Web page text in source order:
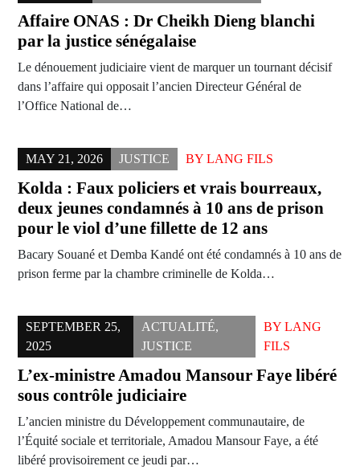
Affaire ONAS : Dr Cheikh Dieng blanchi
par la justice sénégalaise
Le dénouement judiciaire vient de marquer un tournant décisif
dans l’affaire qui opposait l’ancien Directeur Général de
l’Office National de…
MAY 21, 2026 JUSTICE BY LANG FILS
Kolda : Faux policiers et vrais bourreaux,
deux jeunes condamnés à 10 ans de prison
pour le viol d’une fillette de 12 ans
Bacary Souané et Demba Kandé ont été condamnés à 10 ans de
prison ferme par la chambre criminelle de Kolda…
SEPTEMBER 25,
2025
ACTUALITÉ,
JUSTICE
BY LANG
FILS
L’ex-ministre Amadou Mansour Faye libéré
sous contrôle judiciaire
L’ancien ministre du Développement communautaire, de
l’Équité sociale et territoriale, Amadou Mansour Faye, a été
libéré provisoirement ce jeudi par…